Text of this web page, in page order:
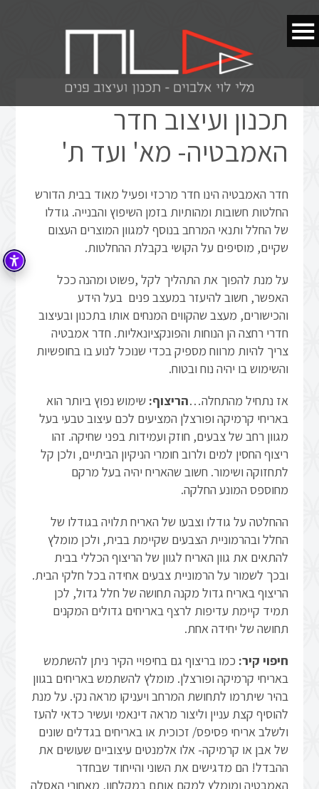
תכנון ועיצוב חדר
האמבטיה- מא' ועד ת'
חדר האמבטיה הינו חדר מרכזי ופעיל מאוד בבית הדורש
החלטות חשובות ומהותיות בזמן השיפוץ והבנייה. גודלו
של החלל ותנאי המרחב בנוסף למגוון המוצרים העצום
שקיים, מוסיפים על הקושי בקבלת ההחלטות.
על מנת להפוך את התהליך לקל ,פשוט ומהנה ככל
האפשר, חשוב להיעזר במעצב פנים בעל הידע
והכישורים, מעצב שהקווים המנחים אותו בתכנון ובעיצוב
חדרי רחצה הן הנוחות והפונקציונאליות. חדר אמבטיה
צריך להיות מרווח מספיק בכדי שנוכל לנוע בו בחופשיות
והשימוש בו יהיה נוח ובטוח.
אז נתחיל מהתחלה…הריצוף: שימוש נפוץ ביותר הוא
באריחי קרמיקה ופורצלן המציעים לכם עיצוב טבעי בעל
מגוון רחב של צבעים, חוזק ועמידות בפני שחיקה. זהו
ריצוף החסין למים ולרוב חומרי הניקיון הביתיים, ולכן קל
לתחזוקה ושימור. חשוב שהאריח יהיה בעל מרקם
מחוספס המונע החלקה.
ההחלטה על גודלו וצבעו של האריח תלויה בגודלו של
החלל ובהרמוניית הצבעים שקיימת בבית, ולכן מומלץ
להתאים את גוון האריח לגוון של הריצוף הכללי בבית
ובכך לשמור על הרמוניית צבעים אחידה בכל חלקי הבית.
הריצוף באריח גדול מקנה תחושה של חלל גדול, לכן
תמיד קיימת עדיפות לרצף באריחים גדולים המקנים
תחושה של יחידה אחת.
חיפוי קיר: כמו בריצוף גם בחיפויי הקיר ניתן להשתמש
באריחי קרמיקה ופורצלן. מומלץ להשתמש באריחים בגוון
בהיר שיתרמו לתחושת המרחב ויעניקו מראה נקי. על מנת
להוסיף קצת עניין וליצור מראה דינאמי ועשיר כדאי להעז
ולשלב אריחי פסיפס/ זכוכית או באריחים בגדלים שונים
של אבן או קרמיקה- אלו אלמנטים עיצוביים שעושים את
ההבדל! הם מדגישים את השוני והייחוד שבחדר
האמבטיה ומומלץ למקם אותם במקלחון, מאחורי האסלה